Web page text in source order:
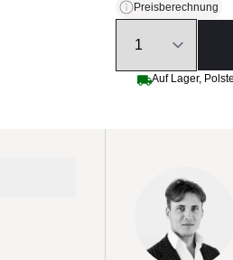
Preisberechnung
Auf Lager,